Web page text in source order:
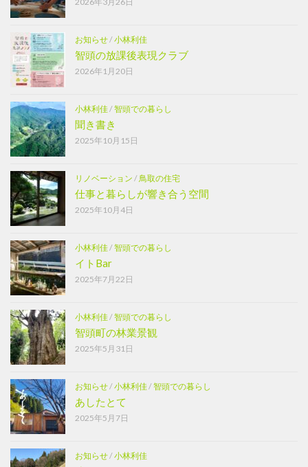
お知らせ/小林利佳
智頭の放課後表現クラブ
2026年1月20日
小林利佳/智頭での暮らし
聞き書き
2025年10月15日
リノベーション / 鳥取の住宅
仕事と暮らしが響き合う空間
2025年10月4日
小林利佳/智頭での暮らし
イトBar
2025年7月22日
小林利佳/智頭での暮らし
智頭町の林業景観
2025年5月31日
お知らせ/小林利佳/智頭での暮らし
あしたとて
2025年5月7日
お知らせ/小林利佳